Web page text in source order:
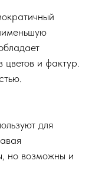
и фактур.
для
но возможны и